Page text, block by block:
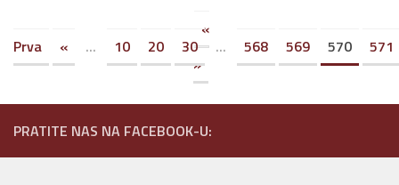
«
Prva
« ... 10 20 30 ... 568 569 570
571
»
PRATITE NAS NA FACEBOOK-U: